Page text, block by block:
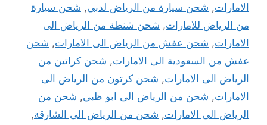
الامارات, شحن سيارة من الرياض لدبي, شحن سيارة
من الرياض للامارات, شحن شنطة من الرياض الى
الامارات, شحن عفش من الرياض الى الامارات, شحن
عفش من السعودية الى الامارات, شحن كراتين من
الرياض الى الامارات, شحن كرتون من الرياض الى
الامارات, شحن من الرياض الى ابو ظبي, شحن من
الرياض الى الامارات, شحن من الرياض الى الشارقة,